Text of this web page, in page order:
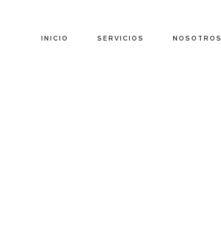
INICIO SERVICIOS NOSOTROS